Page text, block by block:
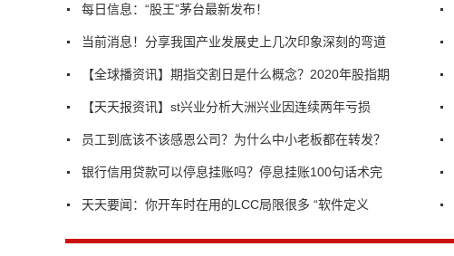
每日信息：“股王”茅台最新发布！
当前消息！分享我国产业发展史上几次印象深刻的弯道
【全球播资讯】期指交割日是什么概念？2020年股指期
【天天报资讯】st兴业分析大洲兴业因连续两年亏损
员工到底该不该感恩公司？为什么中小老板都在转发？
银行信用贷款可以停息挂账吗？停息挂账100句话术完
天天要闻：你开车时在用的LCC局限很多 “软件定义